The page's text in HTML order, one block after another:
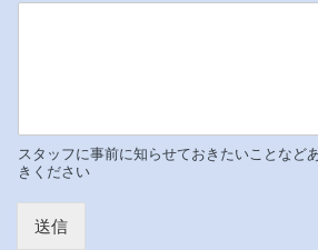
スタッフに事前に知らせておきたいことなど
きください
送信